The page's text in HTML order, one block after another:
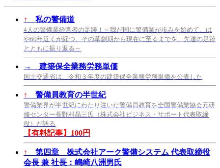
↑ 私の警備道
4人の警備業経営者の足跡！～我が国に警備業が歩みを始めて、は
や60年近くが経つ。その草創期から現在に至るまでを、先達の足跡
とともに振り返る～
→ 建築保全業務労務単価
国土交通省は、令和３年度の建築保全業務労務単価を公表した
↑ 警備員教育の半世紀
警備業界が半世紀にわたり注いだ警備員教育を全国警備業協会元研
修センター長野村晶三氏（株式会社ビジネス・サポート代表取締
役）が語る
【有料記事】100円
↑
第四章 株式会社アーク警備システム 代表取締役
会長 兼 社長：嶋崎八洲男氏